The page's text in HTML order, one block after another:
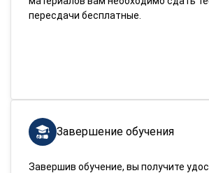
пересдачи бесплатные.
Завершение обучения
Завершив обучение, вы получите